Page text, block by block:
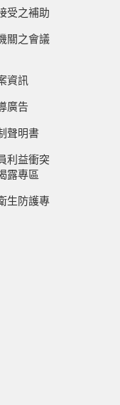
受之補助
關之會議
資訊
廣告
聲明書
利益衝突
露專區
生防護專